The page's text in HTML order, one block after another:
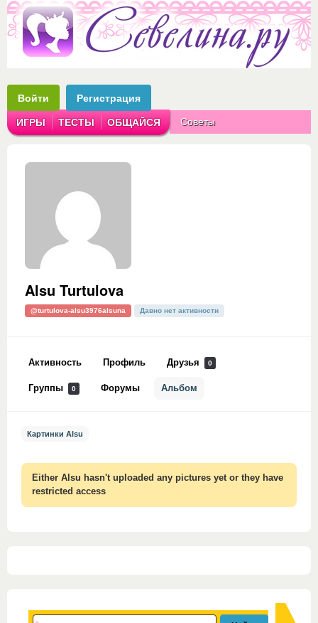
Войти Регистрация
ИГРЫ ТЕСТЫ ОБЩАЙСЯ Советы
Alsu Turtulova
@turtulova-alsu3976alsuna Давно нет активности
Активность Профиль Друзья 0
Группы 0 Форумы Альбом
Картинки Alsu
Either Alsu hasn't uploaded any pictures yet or they have
restricted access